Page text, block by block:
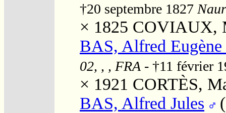
†20 septembre 1827
× 1825 COVIAUX,
BAS, Alfred
02, , , FRA - †11 février
× 1921 CORTÈS,
BAS, Alfred Jules